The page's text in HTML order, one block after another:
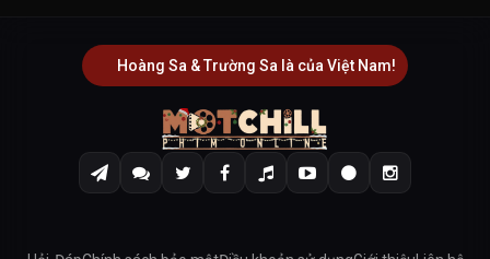
Hoàng Sa & Trường Sa là của Việt Nam!